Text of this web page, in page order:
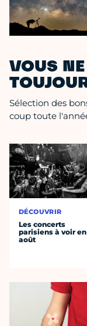
VOUS
Sélection des
coup toute
DÉCOUVRIR
Les concerts
parisiens à voir en
août